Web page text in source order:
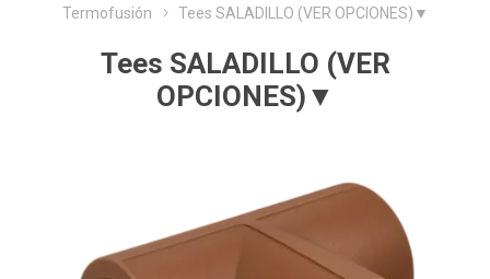
Termofusión
Tees SALADILLO (VER OPCIONES)▼
Tees SALADILLO (VER
OPCIONES)▼